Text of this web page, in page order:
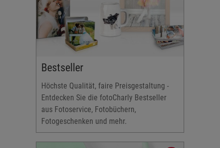
Bestseller
Höchste Qualität, faire Preisgestaltung -
Entdecken Sie die fotoCharly Bestseller
aus Fotoservice, Fotobüchern,
Fotogeschenken und mehr.